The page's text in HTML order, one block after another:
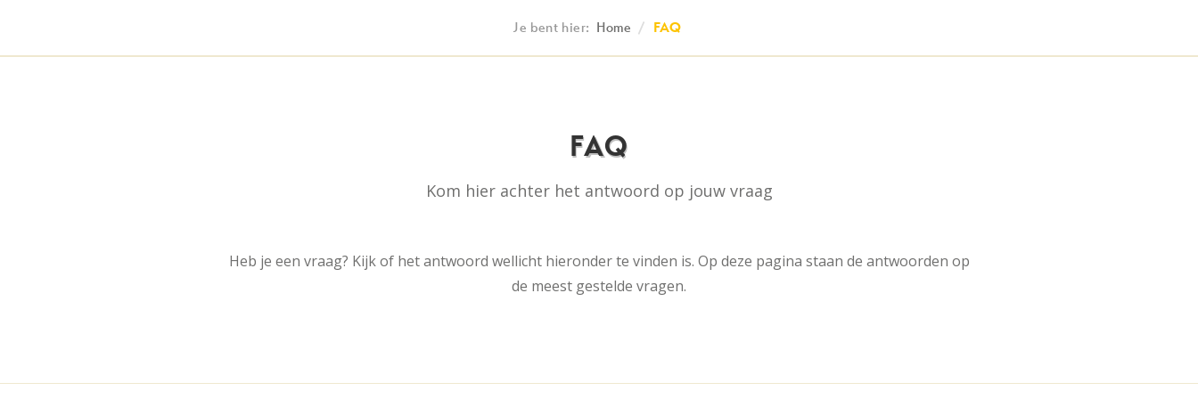
Je bent hier: Home / FAQ
FAQ
Kom hier achter het antwoord op jouw vraag
Heb je een vraag? Kijk of het antwoord wellicht hieronder te vinden is. Op deze pagina staan de antwoorden op
de meest gestelde vragen.